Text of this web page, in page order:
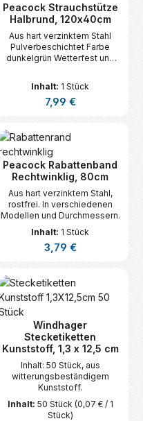
Peacock Strauchstütze
Halbrund, 120x40cm
Aus hart verzinktem Stahl
Pulverbeschichtet Farbe
dunkelgrün Wetterfest und
Inhalt: 1 Stück
Regulärer Preis:
7,99 €
Peacock Rabattenband
Rechtwinklig, 80cm
Aus hart verzinktem Stahl,
rostfrei. In verschiedenen
Modellen und Durchmessern.
Inhalt: 1 Stück
Regulärer Preis:
3,79 €
Windhager
Stecketiketten
Kunststoff, 1,3 x 12,5 cm
Inhalt: 50 Stück, aus
witterungsbeständigem
Kunststoff.
Inhalt: 50 Stück (0,07 € / 1
Stück)